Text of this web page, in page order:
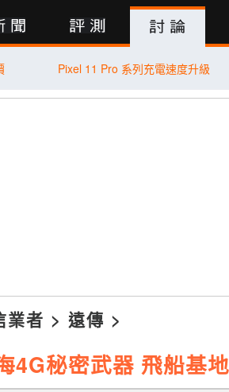
登入 行動版
Pixel 11 Pro 系列充電速度升級
業者 > 遠傳 >
4G秘密武器 飛船基